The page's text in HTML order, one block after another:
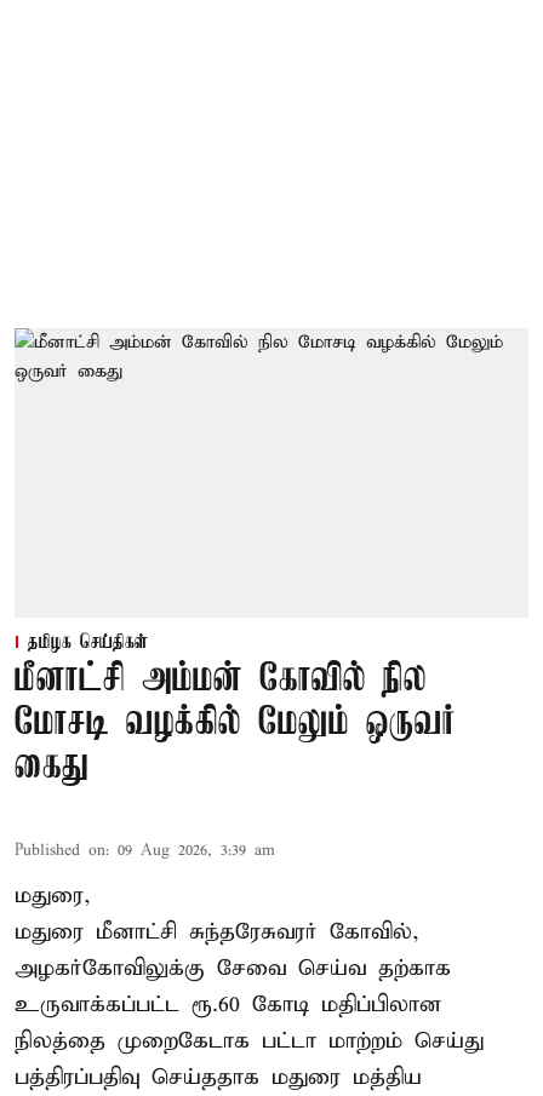
தமிழக செய்திகள்
மீனாட்சி அம்மன் கோவில் நில
மோசடி வழக்கில் மேலும் ஒருவர்
கைது
Published on: 09 Aug 2026, 3:39 am
மதுரை,
மதுரை மீனாட்சி சுந்தரேசுவரர் கோவில்,
அழகர்கோவிலுக்கு சேவை செய்வ தற்காக
உருவாக்கப்பட்ட ரூ.60 கோடி மதிப்பிலான
நிலத்தை முறைகேடாக பட்டா மாற்றம் செய்து
பத்திரப்பதிவு செய்ததாக மதுரை மத்திய